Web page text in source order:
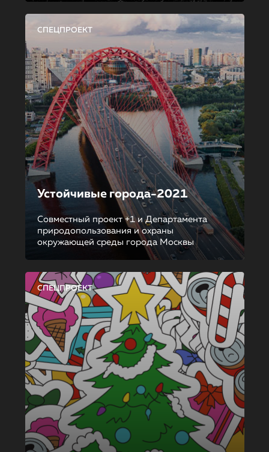
СПЕЦПРОЕКТ
Устойчивые города-2021
Совместный проект +1 и Департамента
природопользования и охраны
окружающей среды города Москвы
СПЕЦПРОЕКТ